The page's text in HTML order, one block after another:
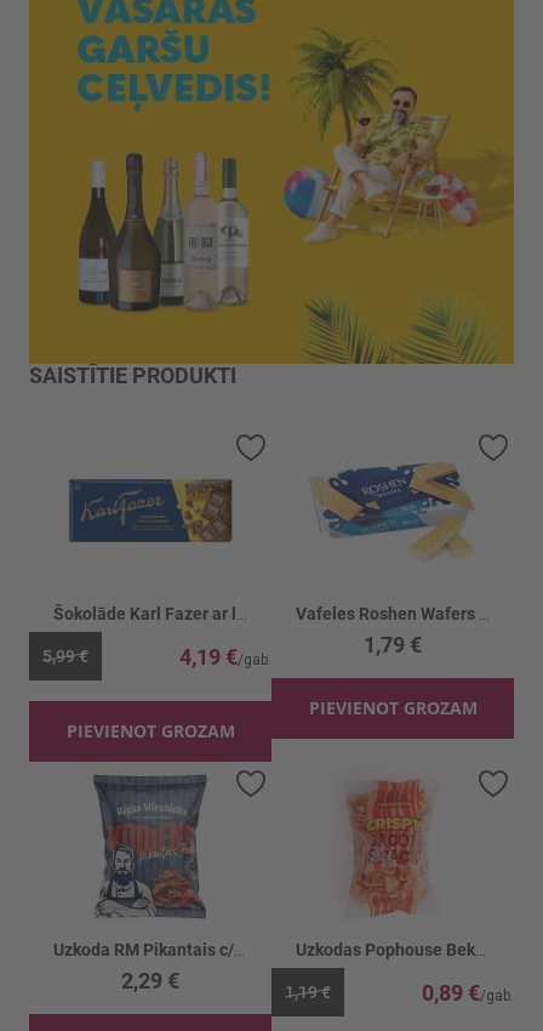
SAISTĪTIE PRODUKTI
5,99 € 4,19 €
PIEVIENOT GROZAM
1,79 €
PIEVIENOT GROZAM
2,29 €
Pievienot vēlmju sarakstam
1,19 € 0,89 €